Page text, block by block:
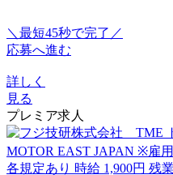
＼最短45秒で完了／
応募へ進む
詳しく
見る
プレミア求人